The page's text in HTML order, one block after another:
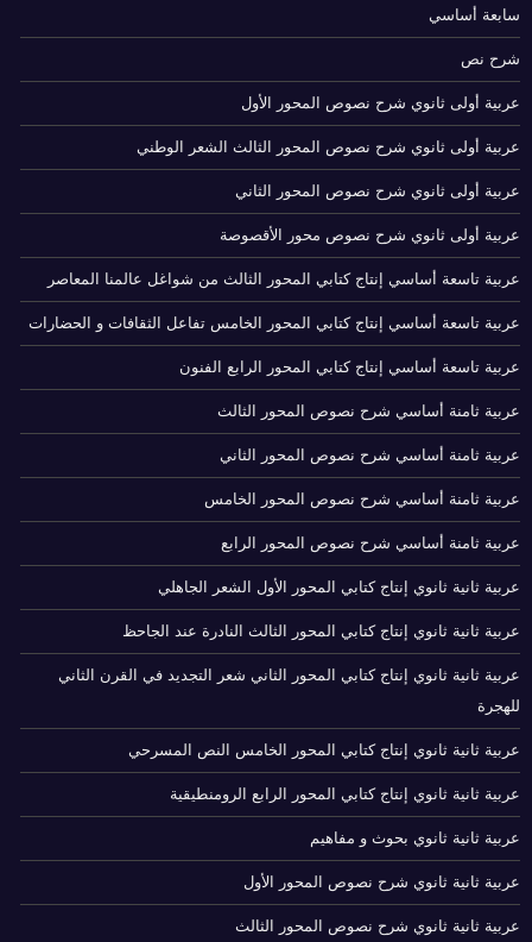
سابعة أساسي
شرح نص
عربية أولى ثانوي شرح نصوص المحور الأول
عربية أولى ثانوي شرح نصوص المحور الثالث الشعر الوطني
عربية أولى ثانوي شرح نصوص المحور الثاني
عربية أولى ثانوي شرح نصوص محور الأقصوصة
عربية تاسعة أساسي إنتاج كتابي المحور الثالث من شواغل عالمنا المعاصر
عربية تاسعة أساسي إنتاج كتابي المحور الخامس تفاعل الثقافات و الحضارات
عربية تاسعة أساسي إنتاج كتابي المحور الرابع الفنون
عربية ثامنة أساسي شرح نصوص المحور الثالث
عربية ثامنة أساسي شرح نصوص المحور الثاني
عربية ثامنة أساسي شرح نصوص المحور الخامس
عربية ثامنة أساسي شرح نصوص المحور الرابع
عربية ثانية ثانوي إنتاج كتابي المحور الأول الشعر الجاهلي
عربية ثانية ثانوي إنتاج كتابي المحور الثالث النادرة عند الجاحظ
عربية ثانية ثانوي إنتاج كتابي المحور الثاني شعر التجديد في القرن الثاني
للهجرة
عربية ثانية ثانوي إنتاج كتابي المحور الخامس النص المسرحي
عربية ثانية ثانوي إنتاج كتابي المحور الرابع الرومنطيقية
عربية ثانية ثانوي بحوث و مفاهيم
عربية ثانية ثانوي شرح نصوص المحور الأول
عربية ثانية ثانوي شرح نصوص المحور الثالث